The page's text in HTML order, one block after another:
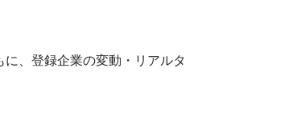
、登録企業の変動・リアルタ